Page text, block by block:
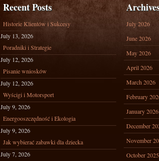
Recent Posts
Historie Klientów i Sukcesy
July 13, 2026
Poradniki i Strategie
July 12, 2026
Pisanie wniosków
July 12, 2026
Wyścigi i Motorsport
July 9, 2026
Energooszczędność i Ekologia
July 9, 2026
Jak wybierać zabawki dla dziecka
July 7, 2026
July 2026
June 2026
May 2026
April 2026
March 2026
February
January 2026
December
November
October 2025